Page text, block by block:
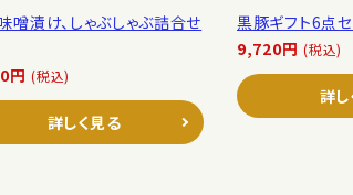
噌漬け、しゃぶしゃぶ詰合せ
円 (税込)
詳しく見る
黒豚ギフト6点セ
9,720円 (税込)
詳